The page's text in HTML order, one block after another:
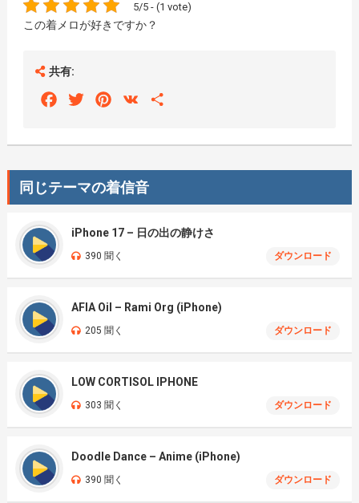
5/5 - (1 vote)
この着メロが好きですか？
共有:
FacebookTwitterPinterest
VK
同じテーマの着信音
iPhone 17 – 日の出の静けさ
390 聞く ダウンロード
AFIA Oil – Rami Org (iPhone)
205 聞く ダウンロード
LOW CORTISOL IPHONE
303 聞く ダウンロード
Doodle Dance – Anime (iPhone)
390 聞く ダウンロード